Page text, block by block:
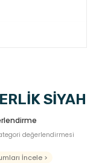
SİYAH
değerlendirmesi
İncele >